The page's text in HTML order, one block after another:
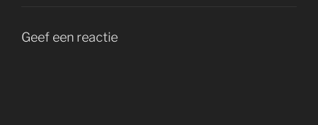
Geef een reactie